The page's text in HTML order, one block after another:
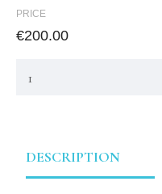
PRICE
€200.00
DESCRIPTION